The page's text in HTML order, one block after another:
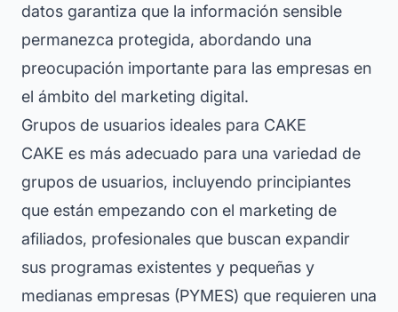
datos garantiza que la información sensible
permanezca protegida, abordando una
preocupación importante para las empresas en
el ámbito del marketing digital.
Grupos de usuarios ideales para CAKE
CAKE es más adecuado para una variedad de
grupos de usuarios, incluyendo principiantes
que están empezando con el marketing de
afiliados, profesionales que buscan expandir
sus programas existentes y pequeñas y
medianas empresas (PYMES) que requieren una